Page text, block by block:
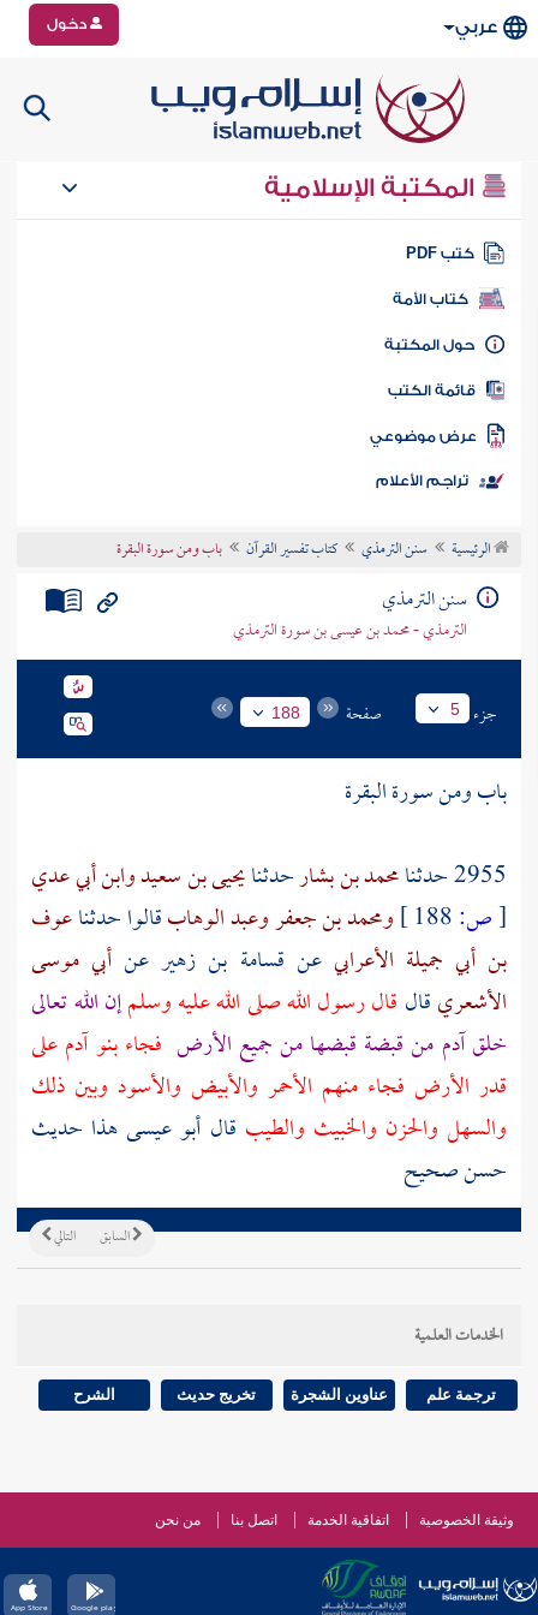
عربي دخول
المكتبة الإسلامية
كتب PDF
كتاب الأمة
المكتبة
الكتب
موضوعي
تراجم الأعلام
الرئيسية سنن الترمذي كتاب تفسير القرآن باب ومن سورة البقرة
سنن الترمذي
الترمذي - محمد بن عيسى بن سورة الترمذي
جزء 5 صفحة 188
باب ومن سورة البقرة
2955 حدثنا
محمد بن بشارحدثنايحيى بن سعيدوابن أبي عدي
[ص: ومحمد بن جعفروعبد الوهابقالوا حدثناعوف
بن أبي جميلة الأعرابيعن قسامة بن زهير عن أبي موسى
الأشعريقال قال رسول الله صلى الله عليه وسلمإن الله تعالى
خلقآدم من قبضة قبضها من جميع الأرض فجاء بنوآدمعلى
قدر الأرض فجاء منهم الأحمر والأبيض والأسود وبين ذلك
والسهل والحزن والخبيث والطيب قال أبو عيسى هذا حديث
حسن صحيح
التالي السابق
الخدمات العلمية
ترجمة علم عناوين الشجرة تخريج حديث الشرح
وثيقة الخصوصية اتفاقية الخدمة اتصل بنا من نحن